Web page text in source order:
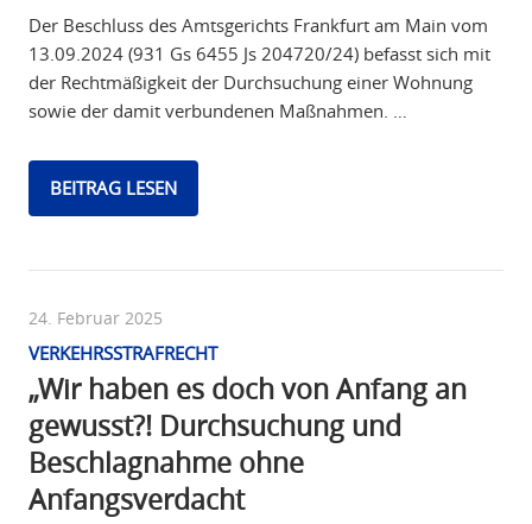
Der Beschluss des Amtsgerichts Frankfurt am Main vom
13.09.2024 (931 Gs 6455 Js 204720/24) befasst sich mit
der Rechtmäßigkeit der Durchsuchung einer Wohnung
sowie der damit verbundenen Maßnahmen. …
BEITRAG LESEN
24. Februar 2025
VERKEHRSSTRAFRECHT
„Wir haben es doch von Anfang an
gewusst?! Durchsuchung und
Beschlagnahme ohne
Anfangsverdacht